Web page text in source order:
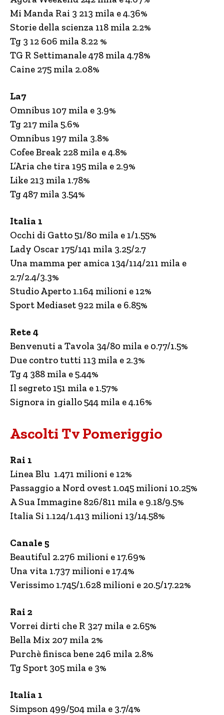
Mi Manda Rai 3 213 mila e 4.36%
Storie della scienza 118 mila 2.2%
Tg 3 12 606 mila 8.22 %
TG R Settimanale 478 mila 4.78%
Caine 275 mila 2.08%
La7
Omnibus 107 mila e 3.9%
Tg 217 mila 5.6%
Omnibus 197 mila 3.8%
Cofee Break 228 mila e 4.8%
L’Aria che tira 195 mila e 2.9%
Like 213 mila 1.78%
Tg 487 mila 3.54%
Italia 1
Occhi di Gatto 51/80 mila e 1/1.55%
Lady Oscar 175/141 mila 3.25/2.7
Una mamma per amica 134/114/211 mila e
2.7/2.4/3.3%
Studio Aperto 1.164 milioni e 12%
Sport Mediaset 922 mila e 6.85%
Rete 4
Benvenuti a Tavola 34/80 mila e 0.77/1.5%
Due contro tutti 113 mila e 2.3%
Tg 4 388 mila e 5.44%
Il segreto 151 mila e 1.57%
Signora in giallo 544 mila e 4.16%
Ascolti Tv Pomeriggio
Rai 1
Linea Blu 1.471 milioni e 12%
Passaggio a Nord ovest 1.045 milioni 10.25%
A Sua Immagine 826/811 mila e 9.18/9.5%
Italia Si 1.124/1.413 milioni 13/14.58%
Canale 5
Beautiful 2.276 milioni e 17.69%
Una vita 1.737 milioni e 17.4%
Verissimo 1.745/1.628 milioni e 20.5/17.22%
Rai 2
Vorrei dirti che R 327 mila e 2.65%
Bella Mix 207 mila 2%
Purchè finisca bene 246 mila 2.8%
Tg Sport 305 mila e 3%
Italia 1
Simpson 499/504 mila e 3.7/4%